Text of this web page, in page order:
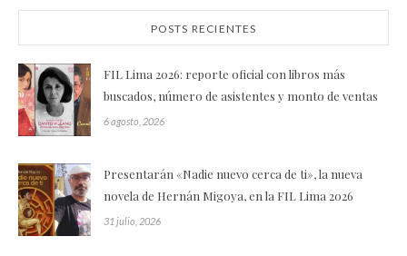
POSTS RECIENTES
FIL Lima 2026: reporte oficial con libros más
buscados, número de asistentes y monto de ventas
6 agosto, 2026
Presentarán «Nadie nuevo cerca de ti», la nueva
novela de Hernán Migoya, en la FIL Lima 2026
31 julio, 2026